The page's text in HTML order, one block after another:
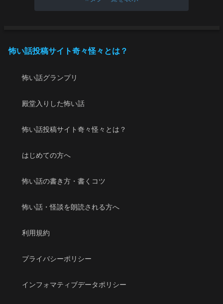
怖い話投稿サイト奇々怪々とは？
怖い話グランプリ
殿堂入りした怖い話
怖い話投稿サイト奇々怪々とは？
はじめての方へ
怖い話の書き方・書くコツ
怖い話・怪談を朗読される方へ
利用規約
プライバシーポリシー
インフォマティブデータポリシー